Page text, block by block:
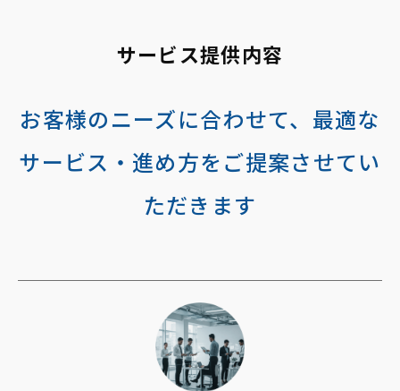
サービス提供内容
お客様のニーズに合わせて、最適な
サービス・進め方をご提案させてい
ただきます